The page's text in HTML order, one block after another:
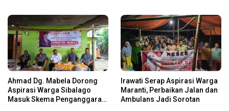
Ahmad Dg. Mabela Dorong
Aspirasi Warga Sibalago
Masuk Skema Penganggaran
Irawati Serap Aspirasi Warga
Maranti, Perbaikan Jalan dan
Ambulans Jadi Sorotan